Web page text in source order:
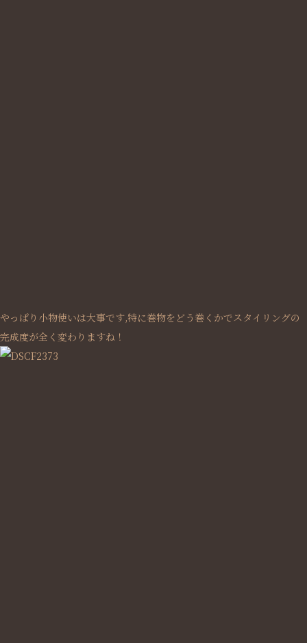
やっぱり小物使いは大事です,特に巻物をどう巻くかでスタイリングの
完成度が全く変わりますね！